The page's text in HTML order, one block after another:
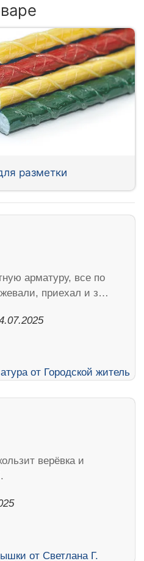
разметки
арматуру, все по
приехал и з…
верёвка и